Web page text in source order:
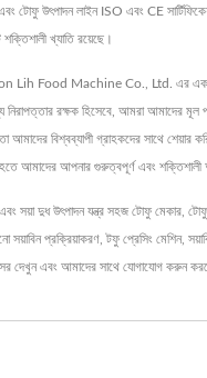
টোফু উৎপাদন লাইন ISO এবং CE
খ্যাতি রয়েছে।
Lih Food Machine Co., Ltd. এর একটি
নিরাপত্তার রক্ষক হিসেবে, আমরা আমাদের
আমাদের বিশ্বব্যাপী গ্রাহকদের সাথে শেয়ার
হতে আমাদের আপনার গুরুত্বপূর্ণ এবং শক্তিশালী
সয়া দুধ উৎপাদন যন্ত্র সহজ টোফু মেকার টোফু
সয়াবিন প্রক্রিয়াকরণ টফু প্রেসিং মেশিন,
দেখুন এবং আমাদের সাথে যোগাযোগ করুন